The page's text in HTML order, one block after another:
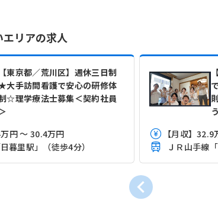
リアの求人
【東京都／荒川区】週休三日制
大手訪問看護で安心の研修体
☆理学療法士募集＜契約社員
万円 ～ 30.4万円
暮里駅」（徒歩4分）
ＪＲ山手線